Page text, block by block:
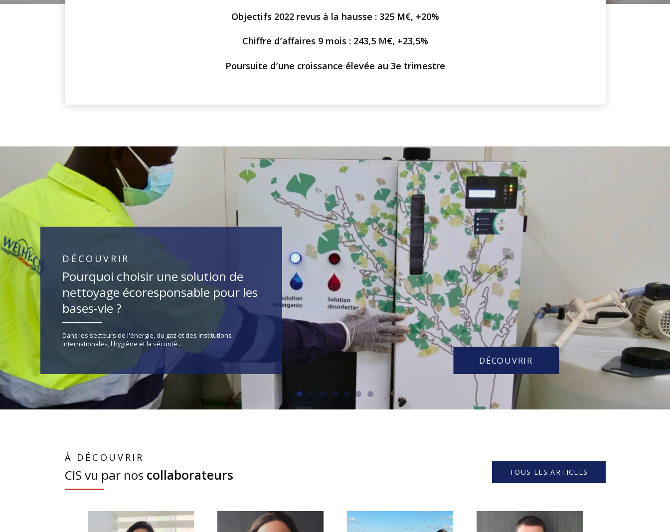
Objectifs 2022 revus à la hausse : 325 M€, +20%
Chiffre d’affaires 9 mois : 243,5 M€, +23,5%
Poursuite d’une croissance élevée au 3e trimestre
DÉCOUVRIR
Pourquoi choisir une solution de
nettoyage écoresponsable pour les
bases-vie ?
Dans les secteurs de l'énergie, du gaz et des institutions
internationales, l'hygiène et la sécurité...
DÉCOUVRIR
À DÉCOUVRIR
CIS vu par nos collaborateurs TOUS LES ARTICLES